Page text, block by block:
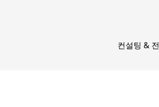
컨설팅 &